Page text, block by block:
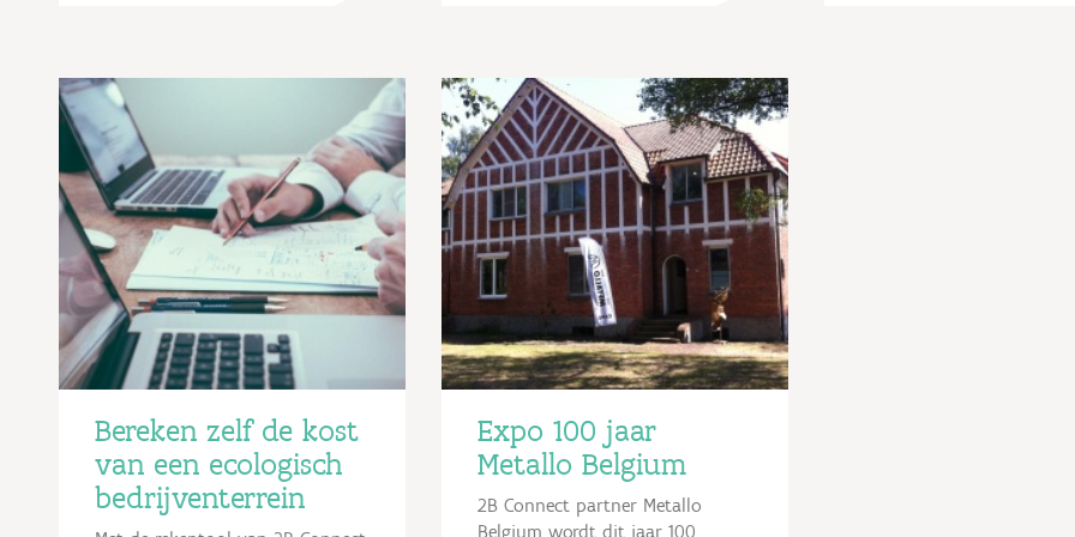
Bereken zelf de kost
van een ecologisch
bedrijventerrein
Expo 100 jaar
Metallo Belgium
2B Connect partner Metallo
Belgium wordt dit jaar 100.